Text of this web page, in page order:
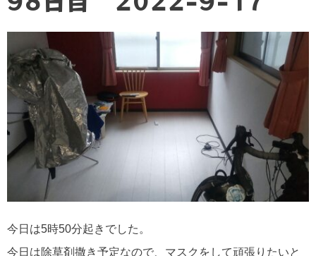
今日は5時50分起きでした。⁡
⁡今日は除草剤撒き予定なので、マスクをして頑張りたいと